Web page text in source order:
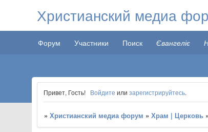
Христианский медиа
Форум Участники Поиск Євангеліє
Привет, Гость! Войдите или зарегистрируйтесь.
»Христианский медиа форум »Храм | Церковь